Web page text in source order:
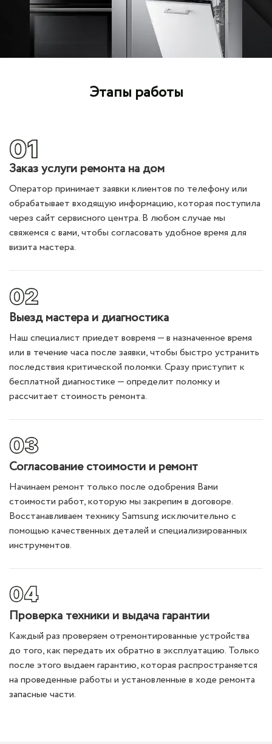
Этапы работы
Заказ услуги ремонта на дом
Оператор принимает заявки клиентов по телефону или
обрабатывает входящую информацию, которая поступила
через сайт сервисного центра. В любом случае мы
свяжемся с вами, чтобы согласовать удобное время для
визита мастера.
Выезд мастера и диагностика
Наш специалист приедет вовремя — в назначенное время
или в течение часа после заявки, чтобы быстро устранить
последствия критической поломки. Сразу приступит к
бесплатной диагностике — определит поломку и
рассчитает стоимость ремонта.
Согласование стоимости и ремонт
Начинаем ремонт только после одобрения Вами
стоимости работ, которую мы закрепим в договоре.
Восстанавливаем технику Samsung исключительно с
помощью качественных деталей и специализированных
инструментов.
Проверка техники и выдача гарантии
Каждый раз проверяем отремонтированные устройства
до того, как передать их обратно в эксплуатацию. Только
после этого выдаем гарантию, которая распространяется
на проведенные работы и установленные в ходе ремонта
запасные части.